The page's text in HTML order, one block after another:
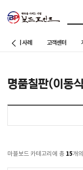
칠판설치 사례 고객센터
명품칠판(이동
마블보드 카테고리에 총 15개